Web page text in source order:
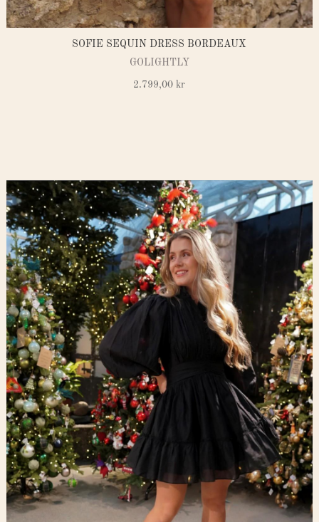
SOFIE SEQUIN DRESS BORDEAUX
GOLIGHTLY
2.799,00 kr